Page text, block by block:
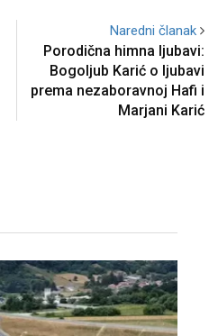
Naredni članak
Porodična himna ljubavi:
Bogoljub Karić o ljubavi
prema nezaboravnoj Hafi i
Marjani Karić